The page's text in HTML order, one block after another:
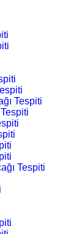
Tespiti
Tespiti